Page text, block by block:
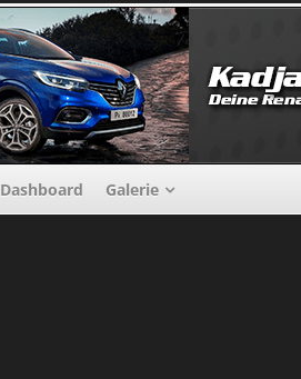
Dashboard Galerie